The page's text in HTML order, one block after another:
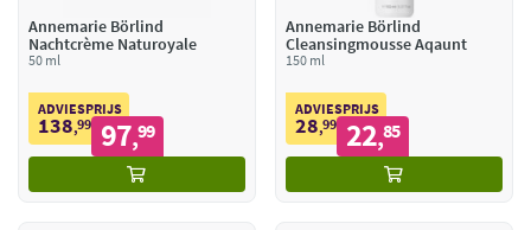
Annemarie Börlind
Nachtcrème Naturoyale
50 ml
ADVIESPRIJS
138,99 97,99
Annemarie Börlind
Cleansingmousse Aqaunt
150 ml
ADVIESPRIJS
28,99 22,85